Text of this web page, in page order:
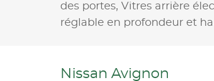
des portes, Vitres arrière
réglable en profondeur et
Nissan Avignon